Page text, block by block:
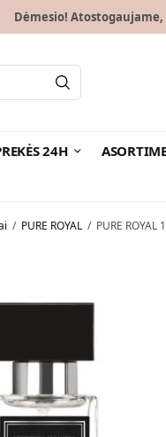
Dėmesio!
24H
/ PURE ROYAL / PURE